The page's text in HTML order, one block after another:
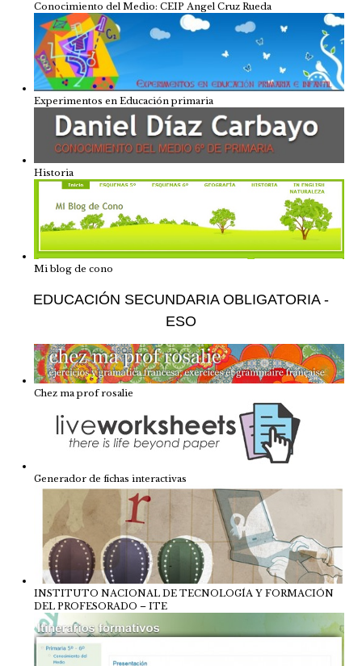
Conocimiento del Medio: CEIP Angel Cruz Rueda
Experimentos en Educación primaria
Historia
Mi blog de cono
EDUCACIÓN SECUNDARIA OBLIGATORIA -
ESO
Chez ma prof rosalie
Generador de fichas interactivas
INSTITUTO NACIONAL DE TECNOLOGÍA Y FORMACIÓN
DEL PROFESORADO – ITE